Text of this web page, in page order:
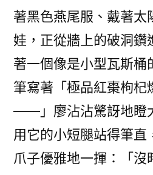
著黑色燕尾服、戴著太
娃，正從牆上的破洞鑽
著一個像是小型瓦斯桶
筆寫著「極品紅棗枸杞
——」廖沾沾驚訝地瞪
用它的小短腿站得筆直
爪子優雅地一揮：「沒